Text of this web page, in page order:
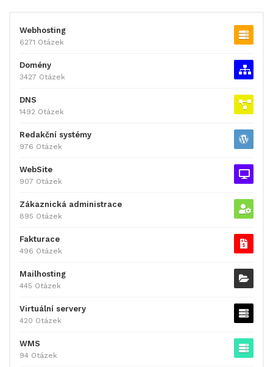
Webhosting
6271 Otázek
Domény
3427 Otázek
DNS
1492 Otázek
Redakční systémy
976 Otázek
WebSite
907 Otázek
Zákaznická administrace
895 Otázek
Fakturace
496 Otázek
Mailhosting
445 Otázek
Virtuální servery
420 Otázek
WMS
94 Otázek